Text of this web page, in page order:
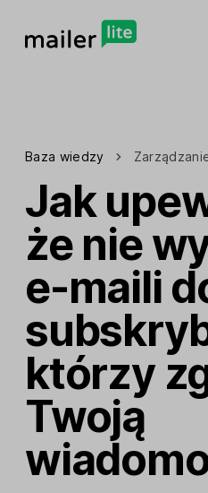
Baza wiedzy
Jak
że nie
e-maili
którzy
Twoją